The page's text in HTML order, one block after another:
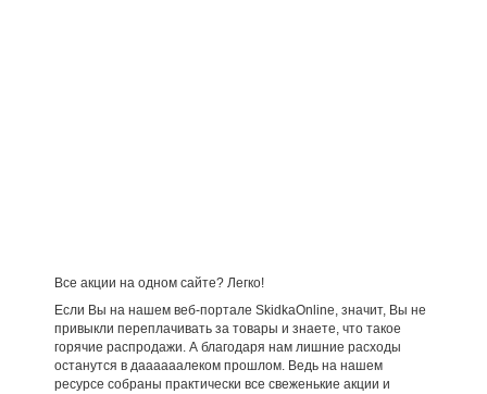
Все акции на одном сайте? Легко!
Если Вы на нашем веб-портале SkidkaOnline, значит, Вы не
привыкли переплачивать за товары и знаете, что такое
горячие распродажи. А благодаря нам лишние расходы
останутся в даааааалеком прошлом. Ведь на нашем
ресурсе собраны практически все свеженькие акции и